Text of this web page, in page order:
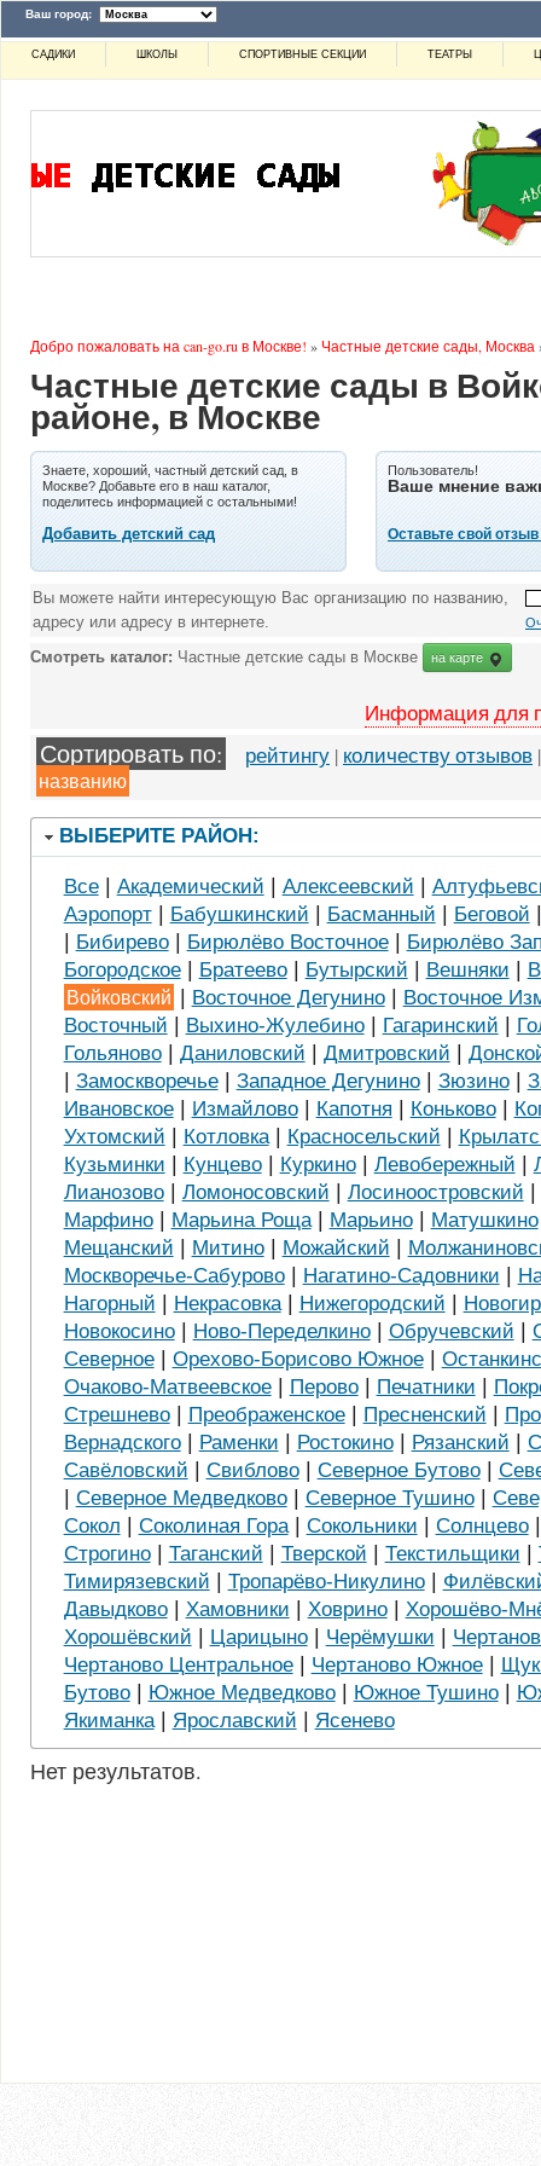
Ваш город:
САДИКИ ШКОЛЫ СПОРТИВНЫЕ СЕКЦИИ ТЕАТРЫ
Добро пожаловать на can-go.ru в Москве! » Частные детские сады, Москва
Частные детские сады в
районе, в Москве
Знаете, хороший, частный детский сад, в
Москве? Добавьте его в наш каталог,
поделитесь информацией с остальными!
Добавить детский сад
Пользователь!
Ваше мнение
Оставьте свой
Вы можете найти интересующую Вас организацию по названию,
адресу или адресу в интернете.
Смотреть каталог: Частные детские сады в Москве на карте
Информация для
Сортировать по: рейтингу | количеству отзывов
названию
ВЫБЕРИТЕ РАЙОН:
Все| Академический | Алексеевский |
Аэропорт| Бабушкинский | Басманный | Беговой
| Бибирево| Бирюлёво Восточное| Бирюлёво
Богородское| Братеево| Бутырский | Вешняки |
Войковский | Восточное Дегунино| Восточное
Восточный | Выхино-Жулебино| Гагаринский |
Гольяново| Даниловский | Дмитровский |
| Замоскворечье| Западное Дегунино| Зюзино|
Ивановское| Измайлово| Капотня | Коньково|
Ухтомский | Котловка| Красносельский |
Кузьминки | Кунцево| Куркино| Левобережный |
Лианозово| Ломоносовский | Лосиноостровский |
Марфино| Марьина Роща| Марьино| Матушкино
Мещанский | Митино| Можайский |
Москворечье-Сабурово| Нагатино-Садовники |
Нагорный | Некрасовка| Нижегородский |
Новокосино| Ново-Переделкино| Обручевский |
Северное| Орехово-Борисово Южное|
Очаково-Матвеевское| Перово| Печатники |
Стрешнево| Преображенское| Пресненский |
Вернадского| Раменки | Ростокино| Рязанский |
Савёловский | Свиблово| Северное Бутово|
| Северное Медведково| Северное Тушино|
Сокол | Соколиная Гора| Сокольники | Солнцево
Строгино| Таганский | Тверской | Текстильщики |
Тимирязевский | Тропарёво-Никулино|
Давыдково| Хамовники | Ховрино| Хорошёво-
Хорошёвский | Царицыно| Черёмушки |
Чертаново Центральное| Чертаново Южное|
Бутово| Южное Медведково| Южное Тушино|
Якиманка| Ярославский | Ясенево
Нет результатов.